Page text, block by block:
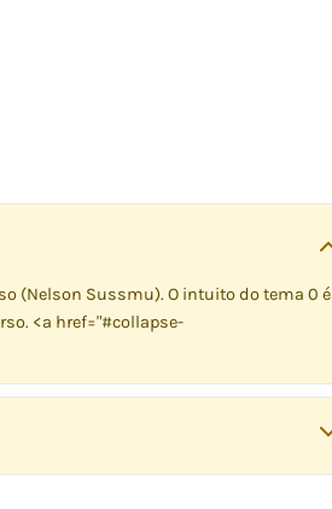
(Nelson Sussmu). O intuito do tema 0 é
<a href="#collapse-